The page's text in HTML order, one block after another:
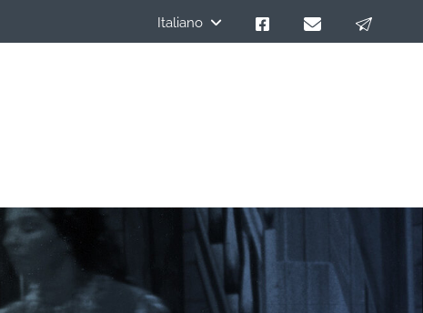
Italiano